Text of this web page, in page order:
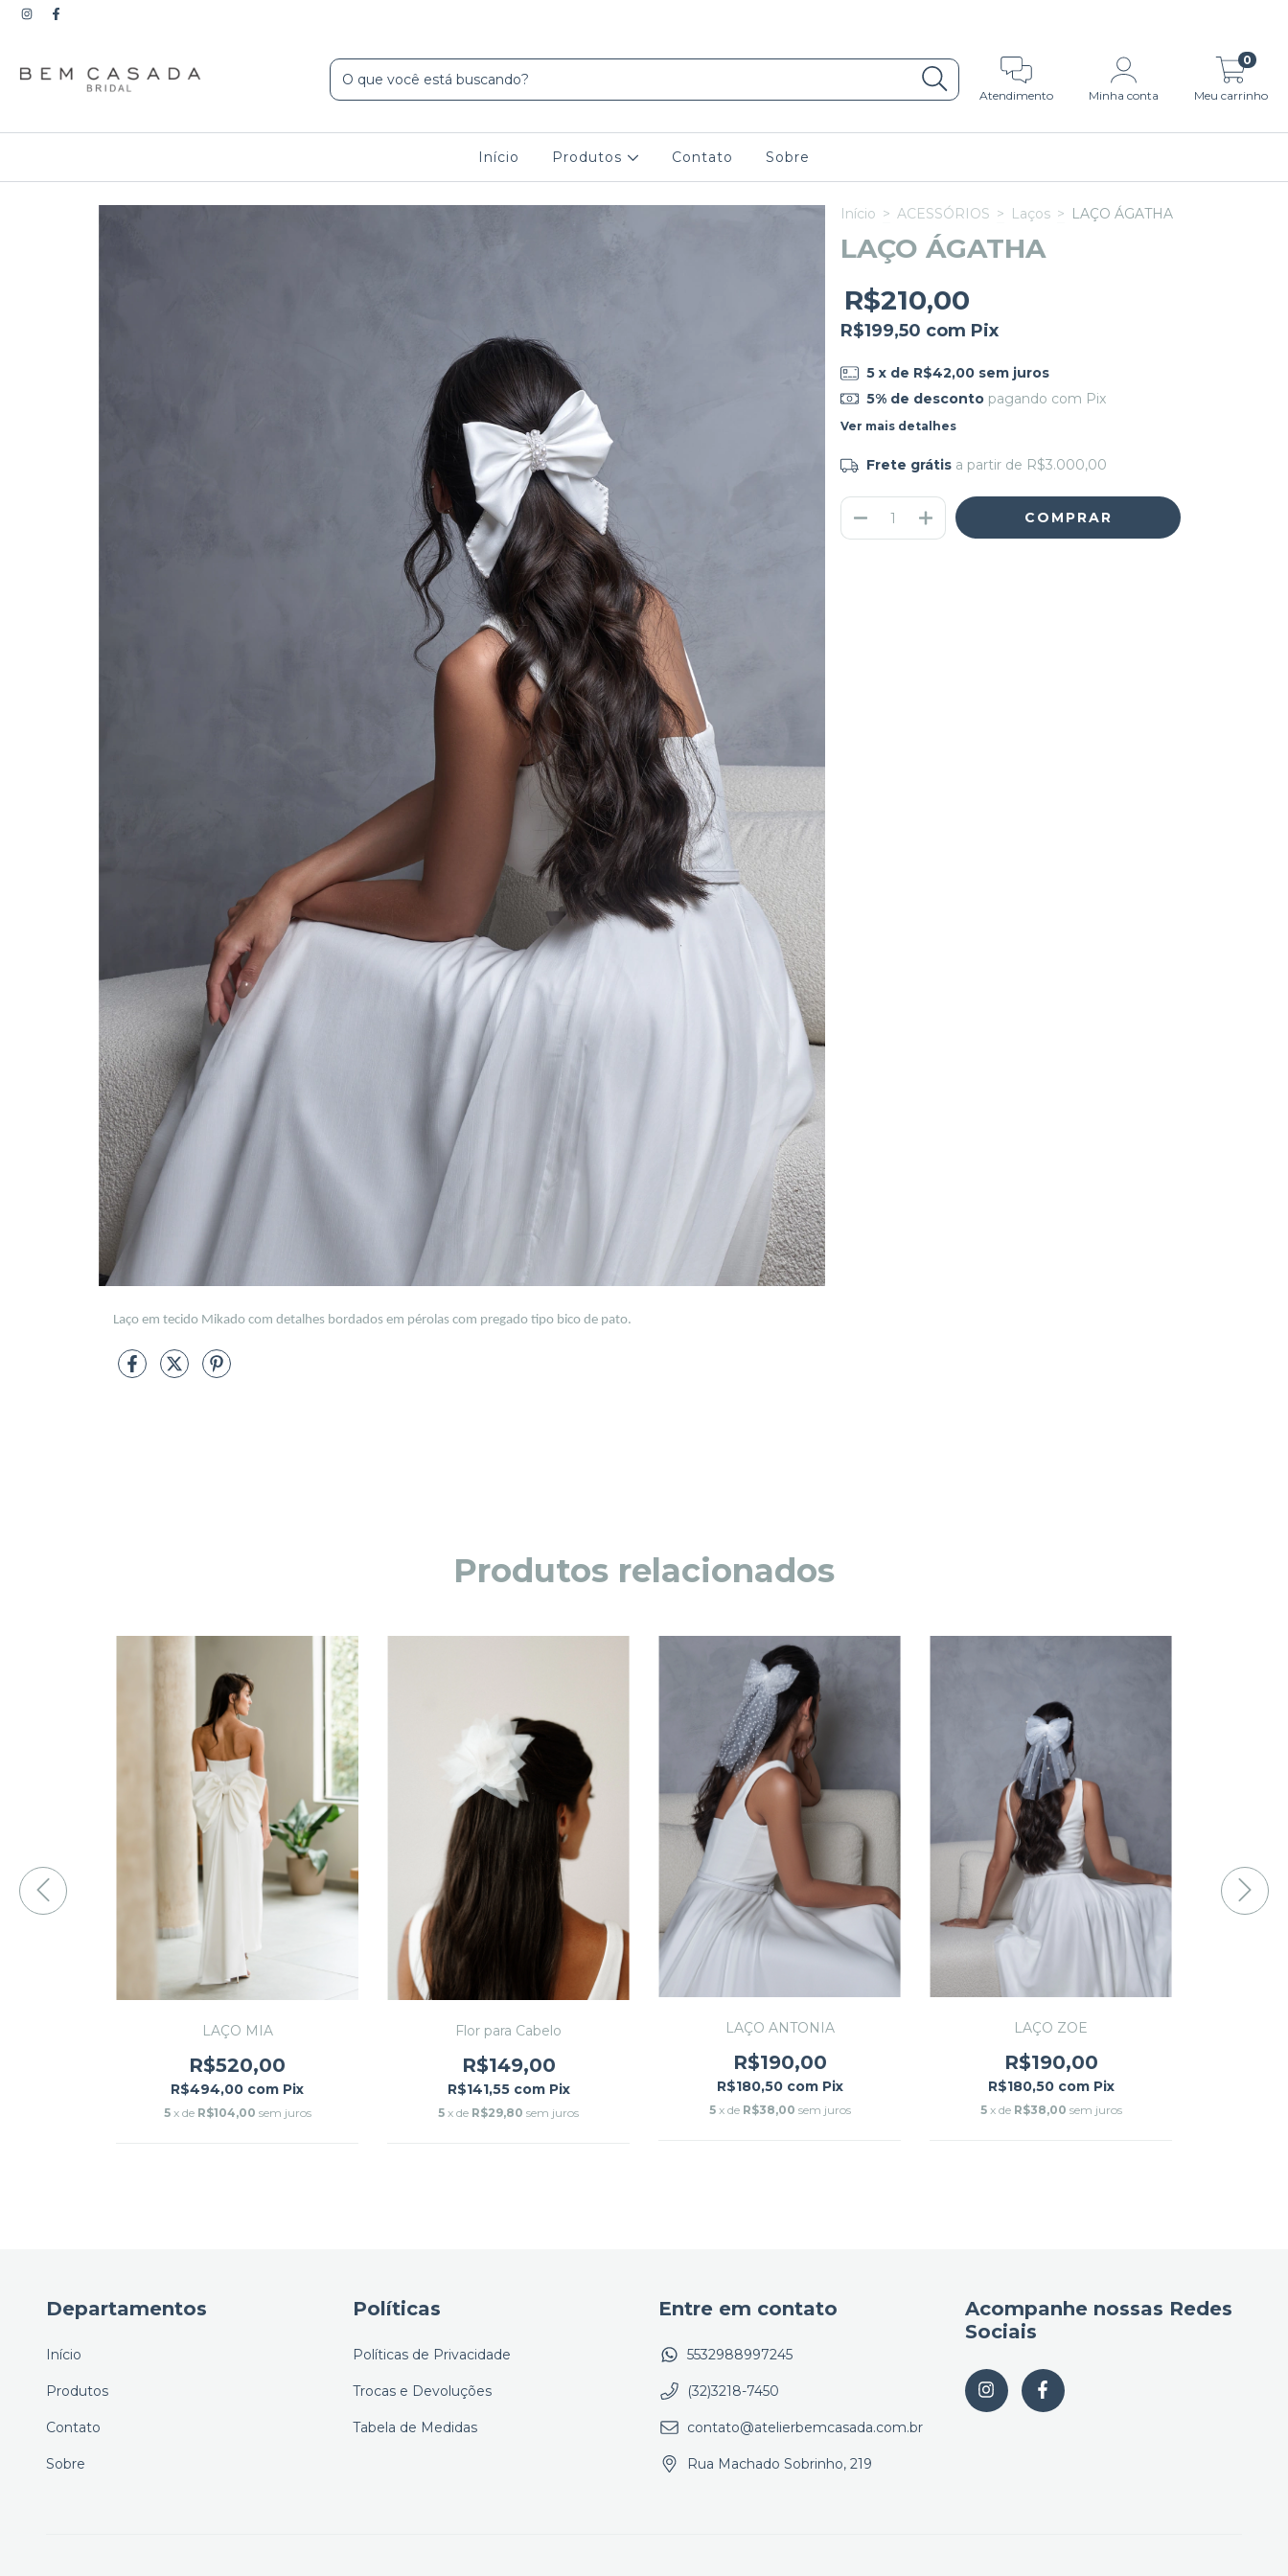
Atendimento Minha conta Meu carrinho
0
Início Produtos Contato Sobre
Laço em tecido Mikado com detalhes bordados em pérolas com pregado tipo bico de pato.
Início > ACESSÓRIOS > Laços > LAÇO ÁGATHA
LAÇO ÁGATHA
R$210,00
R$199,50 com Pix
5 x de R$42,00 sem juros
5% de descontopagando com Pix
Ver mais detalhes
Frete grátis a partir de R$3.000,00
Produtos relacionados
LAÇO MIA
R$520,00
R$494,00 com Pix
5 x de R$104,00 sem juros
Flor para Cabelo
R$149,00
R$141,55 com Pix
5 x de R$29,80 sem juros
LAÇO ANTONIA
R$190,00
R$180,50 com Pix
5 x de R$38,00 sem juros
LAÇO ZOE
R$190,00
R$180,50 com Pix
5 x de R$38,00 sem juros
Departamentos
Início
Produtos
Contato
Sobre
Políticas
Políticas de Privacidade
Trocas e Devoluções
Tabela de Medidas
Entre em contato
5532988997245
(32)3218-7450
contato@atelierbemcasada.com.br
Rua Machado Sobrinho, 219
Acompanhe nossas Redes
Sociais